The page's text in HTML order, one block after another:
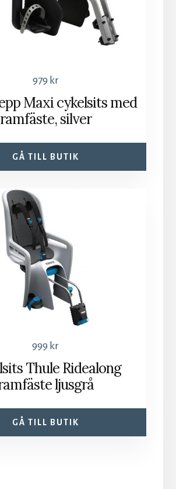
979 kr
Maxi cykelsits med
ramfäste, silver
GÅ TILL BUTIK
999 kr
Thule Ridealong
ljusgrå
GÅ TILL BUTIK